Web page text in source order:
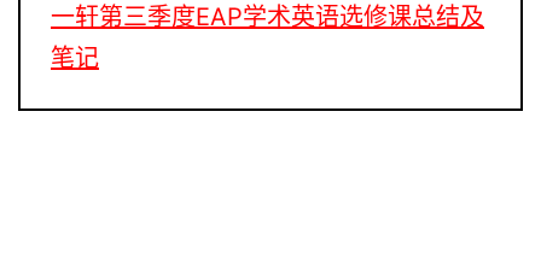
一轩第三季度EAP学术英语选修课总结及
笔记